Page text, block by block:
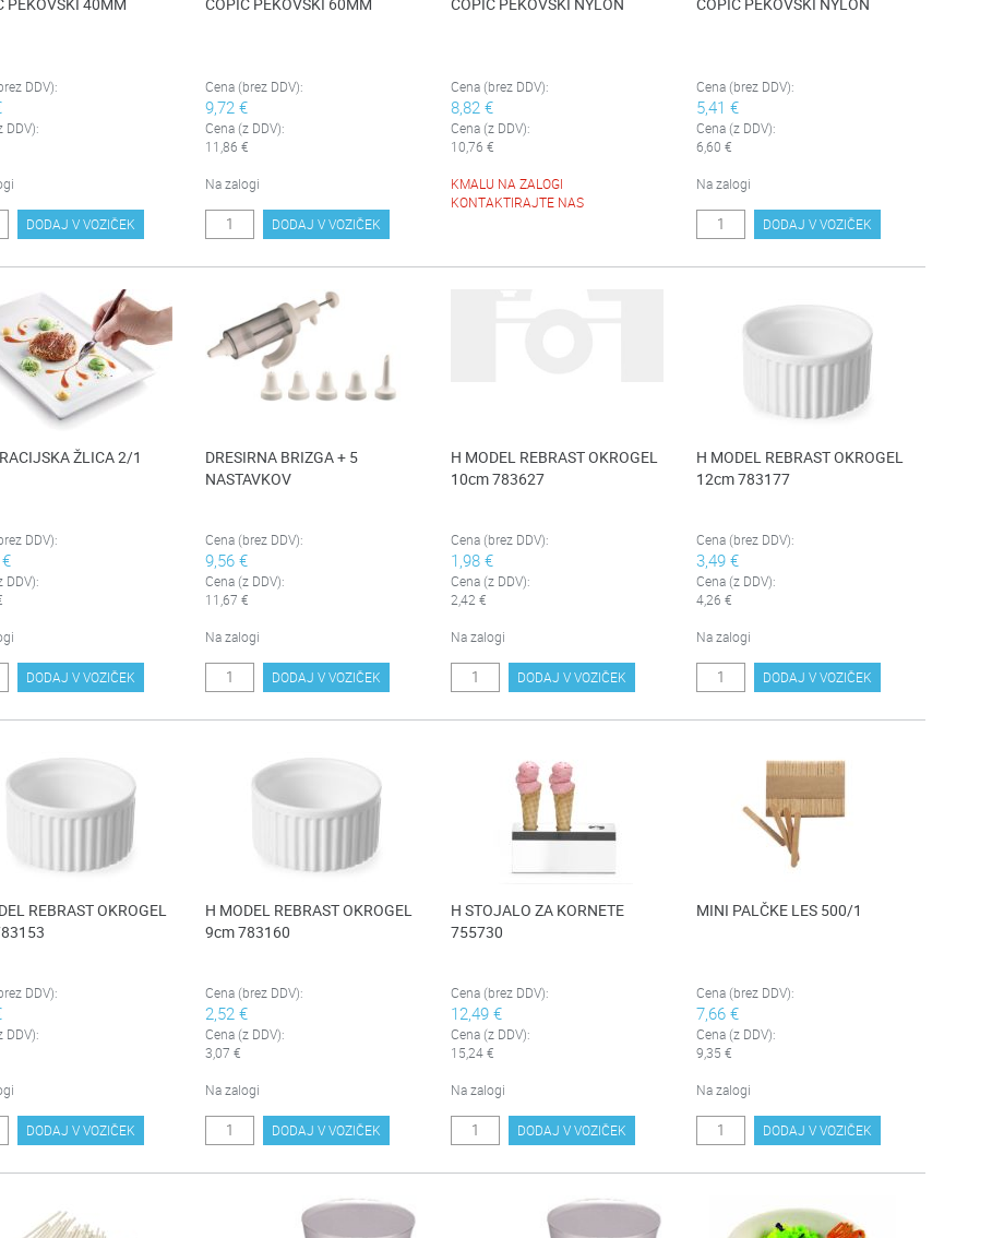
DDV):
DDV):
DODAJ V VOZIČEK
Cena (brez DDV):
9,72 €
Cena (z DDV):
11,86 €
Na zalogi
DODAJ V VOZIČEK
Cena (brez DDV):
8,82 €
Cena (z DDV):
10,76 €
KMALU NA ZALOGI
KONTAKTIRAJTE NAS
Cena (brez DDV):
5,41 €
Cena (z DDV):
6,60 €
Na zalogi
DODAJ V VOZIČEK
ŽLICA 2/1
DDV):
DDV):
DODAJ V VOZIČEK
DRESIRNA BRIZGA + 5
NASTAVKOV
Cena (brez DDV):
9,56 €
Cena (z DDV):
11,67 €
Na zalogi
DODAJ V VOZIČEK
H MODEL REBRAST OKROGEL
10cm 783627
Cena (brez DDV):
1,98 €
Cena (z DDV):
2,42 €
Na zalogi
DODAJ V VOZIČEK
H MODEL REBRAST OKROGEL
12cm 783177
Cena (brez DDV):
3,49 €
Cena (z DDV):
4,26 €
Na zalogi
DODAJ V VOZIČEK
REBRAST OKROGEL
DDV):
DDV):
DODAJ V VOZIČEK
H MODEL REBRAST OKROGEL
9cm 783160
Cena (brez DDV):
2,52 €
Cena (z DDV):
3,07 €
Na zalogi
DODAJ V VOZIČEK
H STOJALO ZA KORNETE
755730
Cena (brez DDV):
12,49 €
Cena (z DDV):
15,24 €
Na zalogi
DODAJ V VOZIČEK
MINI PALČKE LES 500/1
Cena (brez DDV):
7,66 €
Cena (z DDV):
9,35 €
Na zalogi
DODAJ V VOZIČEK